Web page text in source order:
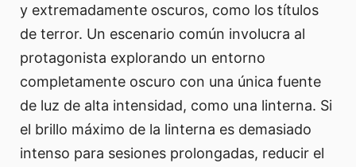
y extremadamente oscuros, como los títulos
de terror. Un escenario común involucra al
protagonista explorando un entorno
completamente oscuro con una única fuente
de luz de alta intensidad, como una linterna. Si
el brillo máximo de la linterna es demasiado
intenso para sesiones prolongadas, reducir el